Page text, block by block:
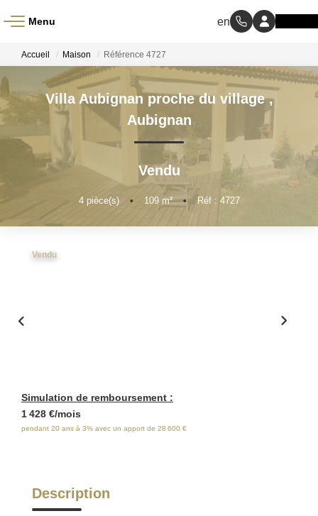
Menu
À VENDRE
À LOUER
NOS MÉTIERS
Transaction
Gestion Locative
NOS AVIS CLIENTS CERTIFIÉS
Accueil Maison Référence 4727
Villa Aubignan proche du village,
Aubignan
Vendu
4pièce(s) • 109m² • Réf : 4727
Vendu
Simulation de remboursement :
1 428 €/mois
pendant 20 ans à 3% avec un apport de 28 600 €
Description